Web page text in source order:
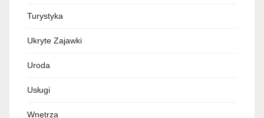
Turystyka
Ukryte Zajawki
Uroda
Usługi
Wnętrza